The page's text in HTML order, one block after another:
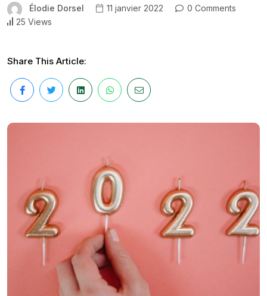
Élodie Dorsel 11 janvier 2022
0 Comments
25 Views
Share This Article: